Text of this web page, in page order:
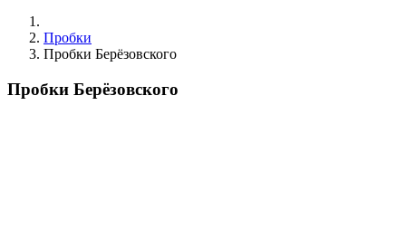
Пробки
Пробки Берёзовского
Пробки Берёзовского